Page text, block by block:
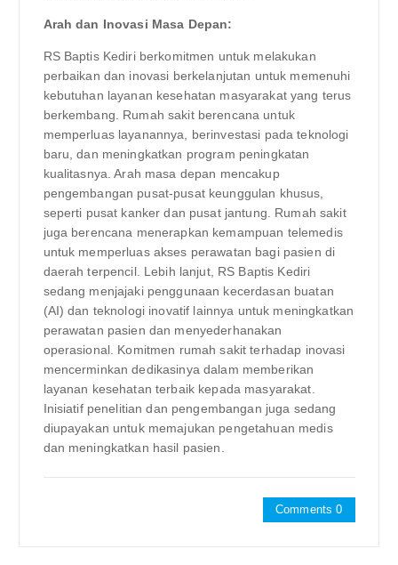
Arah dan Inovasi Masa Depan:
RS Baptis Kediri berkomitmen untuk melakukan
perbaikan dan inovasi berkelanjutan untuk memenuhi
kebutuhan layanan kesehatan masyarakat yang terus
berkembang. Rumah sakit berencana untuk
memperluas layanannya, berinvestasi pada teknologi
baru, dan meningkatkan program peningkatan
kualitasnya. Arah masa depan mencakup
pengembangan pusat-pusat keunggulan khusus,
seperti pusat kanker dan pusat jantung. Rumah sakit
juga berencana menerapkan kemampuan telemedis
untuk memperluas akses perawatan bagi pasien di
daerah terpencil. Lebih lanjut, RS Baptis Kediri
sedang menjajaki penggunaan kecerdasan buatan
(AI) dan teknologi inovatif lainnya untuk meningkatkan
perawatan pasien dan menyederhanakan
operasional. Komitmen rumah sakit terhadap inovasi
mencerminkan dedikasinya dalam memberikan
layanan kesehatan terbaik kepada masyarakat.
Inisiatif penelitian dan pengembangan juga sedang
diupayakan untuk memajukan pengetahuan medis
dan meningkatkan hasil pasien.
Comments 0